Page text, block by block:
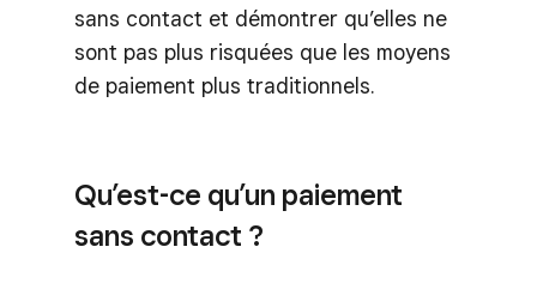
sans contact et démontrer qu’elles ne
sont pas plus risquées que les moyens
de paiement plus traditionnels.
Qu’est-ce qu’un paiement
sans contact ?